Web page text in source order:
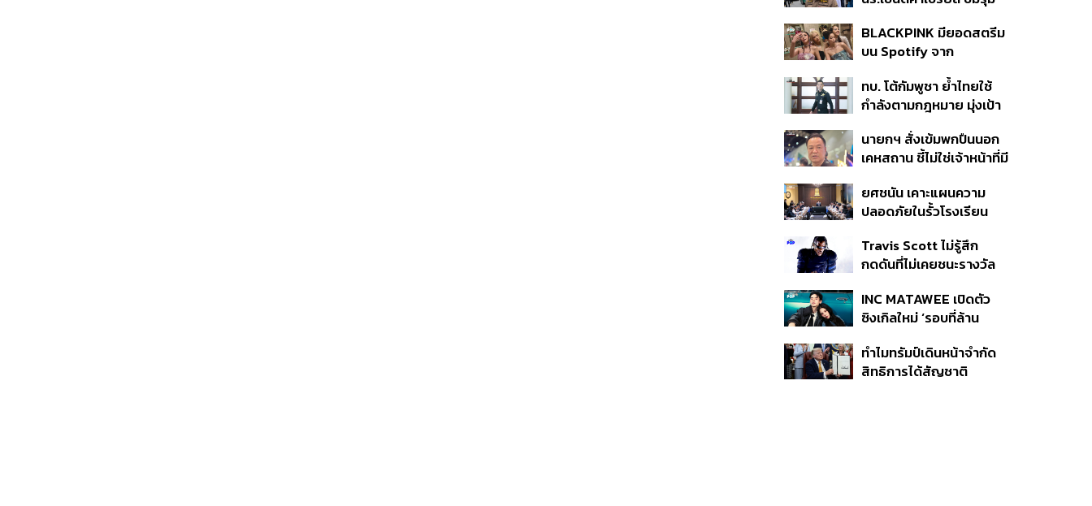
ดำเนินคดีแล้ว
BLACKPINK มียอดสตรีม
บน Spotify จาก
ครั้ง ตลอด 10 ปีที่ผ่านมา
ทบ. โต้กัมพูชา ย้ำไทยใช้
กำลังตามกฎหมาย มุ่งเป้า
หายไทยไม่อาจลบด้วย
ข้อมูลบิดเบือน
นายกฯ สั่งเข้มพกปืนนอก
เคหสถาน ชี้ไม่ใช่เจ้าหน้าที่มี
ก่อเหตุ เจ้าของร่วมรับผิด
ยศชนัน เคาะแผนความ
ปลอดภัยในรั้วโรงเรียน
ดูแล-คุมเข้มคัดกรองสิ่ง
ผิดกฎหมาย
Travis Scott ไม่รู้สึก
กดดันที่ไม่เคยชนะรางวัล
แล้ว 10 ครั้ง
INC MATAWEE เปิดตัว
ซิงเกิลใหม่ ‘รอบที่ล้าน
มาแสดงในมิวสิกวิดีโอ
ทำไมทรัมป์เดินหน้าจำกัด
สิทธิการได้สัญชาติ